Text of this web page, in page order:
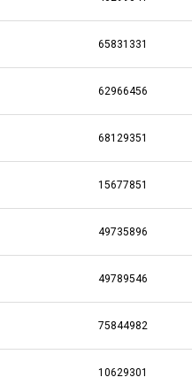
65831331
62966456
68129351
15677851
49735896
49789546
75844982
10629301